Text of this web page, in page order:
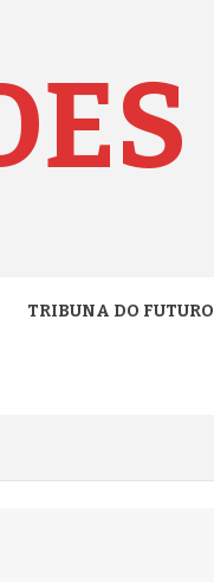
TRIBUNA DO FUTURO